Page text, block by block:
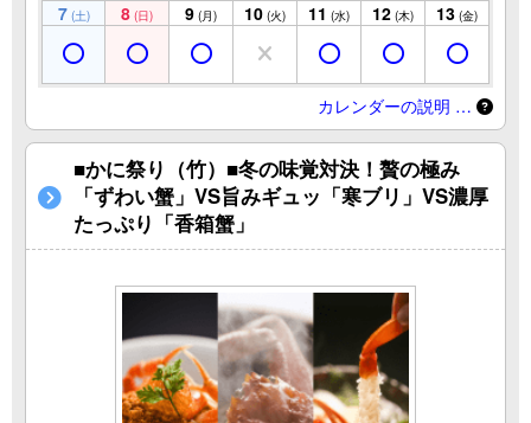
7 (土) 8 (日) 9 (月) 10 (火) 11 (水) 12 (木) 13 (金)
カレンダーの説明 …
■かに祭り（竹）■冬の味覚対決！贅の極み
「ずわい蟹」VS旨みギュッ「寒ブリ」VS濃厚
たっぷり「香箱蟹」